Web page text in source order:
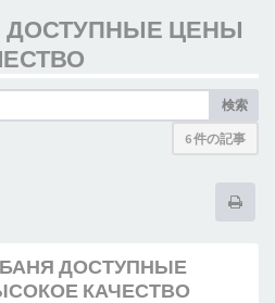
ДОСТУПНЫЕ ЦЕНЫ
検索
6 件の記事
БАНЯ ДОСТУПНЫЕ
КАЧЕСТВО